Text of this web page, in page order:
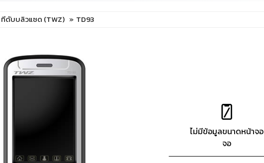
ทีดับบลิวแซด (TWZ) TD93
ไม่มีข้อมูลขนาดหน้าจอ
จอ